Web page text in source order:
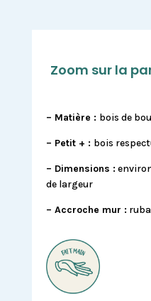
Zoom sur la
– Matière : bois de
– Petit + : bois
– Dimensions :
de largeur
– Accroche mur :